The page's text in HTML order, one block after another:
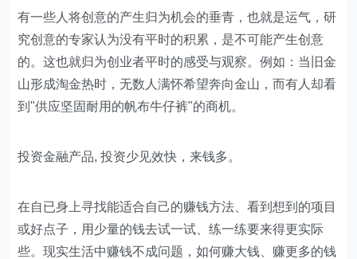
有一些人将创意的产生归为机会的垂青，也就是运气，研
究创意的专家认为没有平时的积累，是不可能产生创意
的。这也就归为创业者平时的感受与观察。例如：当旧金
山形成淘金热时，无数人满怀希望奔向金山，而有人却看
到"供应坚固耐用的帆布牛仔裤"的商机。
投资金融产品, 投资少见效快，来钱多。
在自已身上寻找能适合自己的赚钱方法、看到想到的项目
或好点子，用少量的钱去试一试、练一练要来得更实际
些。现实生活中赚钱不成问题，如何赚大钱、赚更多的钱